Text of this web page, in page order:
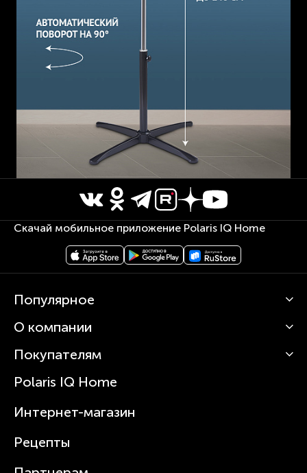
Скачай мобильное приложение Polaris IQ Home
Популярное
Кофемашины
Вертикальные пылесосы
Зубные щетки и ирригаторы
Увлажнители
Посуда
О компании
О Polaris
Статьи
Покупателям
Сервисные центры
Где купить
Polaris IQ Home
Интернет-магазин
Рецепты